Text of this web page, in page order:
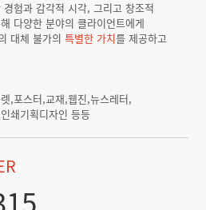
경험과 감각적 시각, 그리고 창조적
다양한 분야의 클라이언트에게
대체 불가의특별한 가치를 제공하고
,포스터,교재,웹진,뉴스레터,
쇄기획디자인 등등